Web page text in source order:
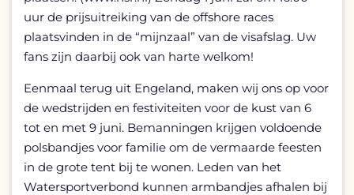
uur de prijsuitreiking van de offshore races
plaatsvinden in de “mijnzaal” van de visafslag. Uw
fans zijn daarbij ook van harte welkom!
Eenmaal terug uit Engeland, maken wij ons op voor
de wedstrijden en festiviteiten voor de kust van 6
tot en met 9 juni. Bemanningen krijgen voldoende
polsbandjes voor familie om de vermaarde feesten
in de grote tent bij te wonen. Leden van het
Watersportverbond kunnen armbandjes afhalen bij